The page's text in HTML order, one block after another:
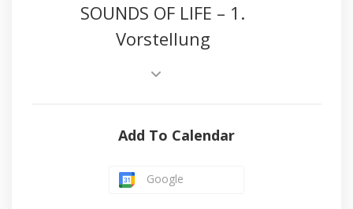
SOUNDS OF LIFE – 1.
Vorstellung
Add To Calendar
Google